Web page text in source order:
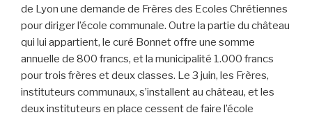
de Lyon une demande de Frères des Ecoles Chrétiennes
pour diriger l’école communale. Outre la partie du château
qui lui appartient, le curé Bonnet offre une somme
annuelle de 800 francs, et la municipalité 1.000 francs
pour trois frères et deux classes. Le 3 juin, les Frères,
instituteurs communaux, s’installent au château, et les
deux instituteurs en place cessent de faire l’école